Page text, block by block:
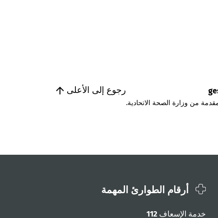
رجوع إلى الأعلى
من وزارة الصحة الاتحادية.
أرقام الطوارئ المهمة
خدمة الإسعاف 112